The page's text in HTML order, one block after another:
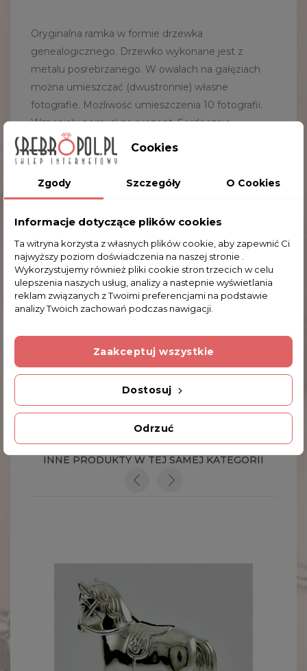
Oryginalna ramka w formie drzewka
genealogicznego. Drzewko wykonane jest z
metalu posrebrzanego. W owalach na gałęziach
można umieszczać (dwustronnie) własne
fotografie. Możliwość umieszczenia 10 fotografii.
Wspaniały pomysł na prezent. Serdecznie
zapraszamy do zakupu.
Wysokość:
Szerokość:13.0
Wielkość owalu:
3.7 x 4.7 cm
Komentarze (0)
Dodatkowe Informacje
INNE PRODUKTY W TEJ SAMEJ KATEGORII
Cookies
Zgody Szczegóły O Cookies
Informacje dotyczące plików cookies
Ta witryna korzysta z własnych plików cookie, aby zapewnić Ci
najwyższy poziom doświadczenia na naszej stronie .
Wykorzystujemy również pliki cookie stron trzecich w celu
ulepszenia naszych usług, analizy a nastepnie wyświetlania
reklam związanych z Twoimi preferencjami na podstawie
analizy Twoich zachowań podczas nawigacji.
Odrzuć
Dostosuj
Zaakceptuj wszystkie